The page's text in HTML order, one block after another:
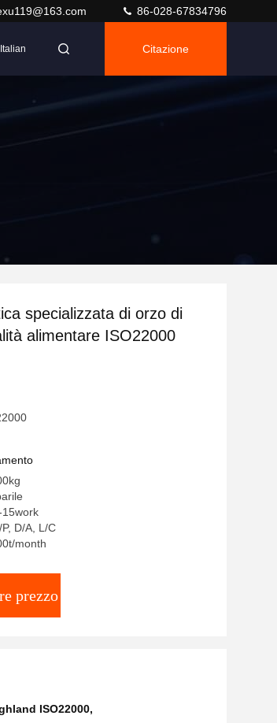
86-028-67834796
Italian Citazione
specializzata di orzo di
alimentare ISO22000
D/A, L/C
month
prezzo
ISO22000,